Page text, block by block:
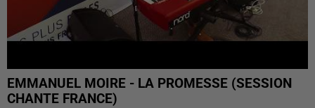
EMMANUEL MOIRE - LA PROMESSE (SESSION
CHANTE FRANCE)